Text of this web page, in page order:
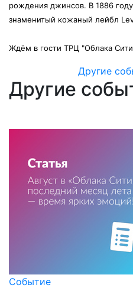
рождения джинсов. В 1886
знаменитый кожаный лейбл
Ждём в гости ТРЦ "Облака
Другие
Другие
Событие